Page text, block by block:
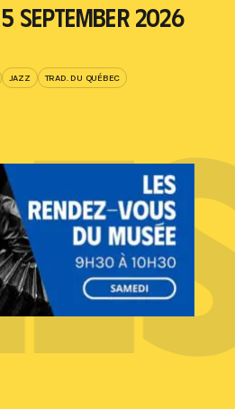
5 SEPTEMBER 2026
JAZZ TRAD. DU QUÉBEC